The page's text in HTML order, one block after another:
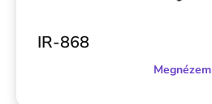
IR-868
Megnézem